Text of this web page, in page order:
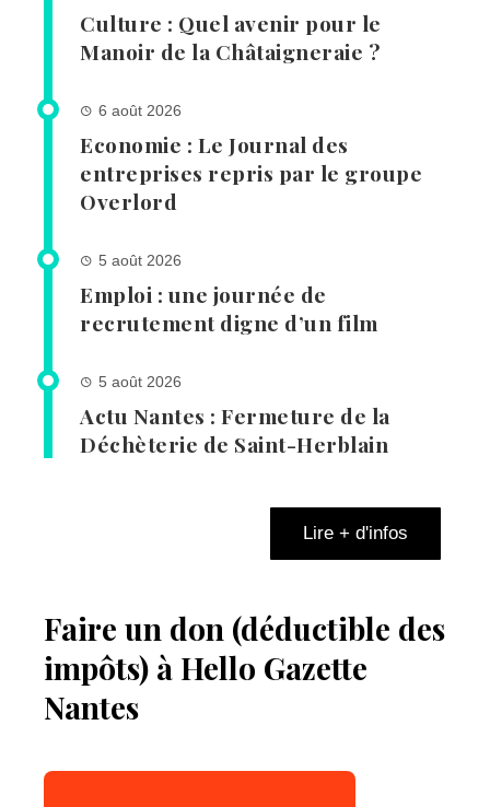
Culture : Quel avenir pour le
Manoir de la Châtaigneraie ?
6 août 2026
Economie : Le Journal des
entreprises repris par le groupe
Overlord
5 août 2026
Emploi : une journée de
recrutement digne d’un film
5 août 2026
Actu Nantes : Fermeture de la
Déchèterie de Saint-Herblain
Lire + d'infos
Faire un don (déductible des
impôts) à Hello Gazette
Nantes